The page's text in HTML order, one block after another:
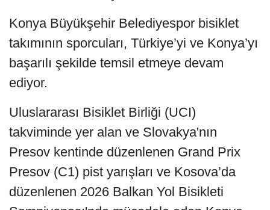
Konya Büyükşehir Belediyespor bisiklet
takımının sporcuları, Türkiye’yi ve Konya’yı
başarılı şekilde temsil etmeye devam
ediyor.
Uluslararası Bisiklet Birliği (UCI)
takviminde yer alan ve Slovakya'nın
Presov kentinde düzenlenen Grand Prix
Presov (C1) pist yarışları ve Kosova’da
düzenlenen 2026 Balkan Yol Bisikleti